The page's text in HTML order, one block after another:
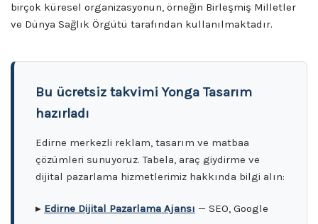
birçok küresel organizasyonun, örneğin Birleşmiş Milletler
ve Dünya Sağlık Örgütü tarafından kullanılmaktadır.
Bu ücretsiz takvimi Yonga Tasarım
hazırladı
Edirne merkezli reklam, tasarım ve matbaa
çözümleri sunuyoruz. Tabela, araç giydirme ve
dijital pazarlama hizmetlerimiz hakkında bilgi alın:
▸ Edirne Dijital Pazarlama Ajansı — SEO, Google